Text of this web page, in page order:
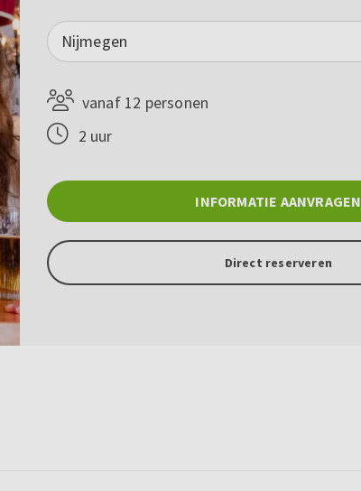
Nijmegen
vanaf 12 personen
2 uur
INFORMATIE AANVRAGEN
Direct reserveren